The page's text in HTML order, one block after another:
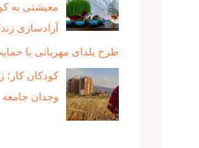
معیشتی به
آزادسازی
طرح یلدای مهربانی با
کودکان
وجدان جامعه